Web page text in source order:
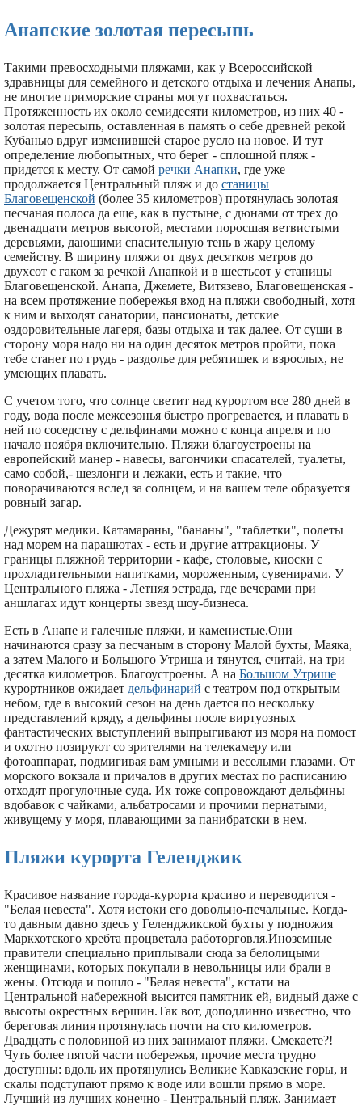
Анапские золотая пересыпь
Такими превосходными пляжами, как у Всероссийской
здравницы для семейного и детского отдыха и лечения Анапы,
не многие приморские страны могут похвастаться.
Протяженность их около семидесяти километров, из них 40 -
золотая пересыпь, оставленная в память о себе древней рекой
Кубанью вдруг изменившей старое русло на новое. И тут
определение любопытных, что берег - сплошной пляж -
придется к месту. От самой речки Анапки, где уже
продолжается Центральный пляж и до станицы
Благовещенской (более 35 километров) протянулась золотая
песчаная полоса да еще, как в пустыне, с дюнами от трех до
двенадцати метров высотой, местами поросшая ветвистыми
деревьями, дающими спасительную тень в жару целому
семейству. В ширину пляжи от двух десятков метров до
двухсот с гаком за речкой Анапкой и в шестьсот у станицы
Благовещенской. Анапа, Джемете, Витязево, Благовещенская -
на всем протяжение побережья вход на пляжи свободный, хотя
к ним и выходят санатории, пансионаты, детские
оздоровительные лагеря, базы отдыха и так далее. От суши в
сторону моря надо ни на один десяток метров пройти, пока
тебе станет по грудь - раздолье для ребятишек и взрослых, не
умеющих плавать.
С учетом того, что солнце светит над курортом все 280 дней в
году, вода после межсезонья быстро прогревается, и плавать в
ней по соседству с дельфинами можно с конца апреля и по
начало ноября включительно. Пляжи благоустроены на
европейский манер - навесы, вагончики спасателей, туалеты,
само собой,- шезлонги и лежаки, есть и такие, что
поворачиваются вслед за солнцем, и на вашем теле образуется
ровный загар.
Дежурят медики. Катамараны, "бананы", "таблетки", полеты
над морем на парашютах - есть и другие аттракционы. У
границы пляжной территории - кафе, столовые, киоски с
прохладительными напитками, мороженным, сувенирами. У
Центрального пляжа - Летняя эстрада, где вечерами при
аншлагах идут концерты звезд шоу-бизнеса.
Есть в Анапе и галечные пляжи, и каменистые.Они
начинаются сразу за песчаным в сторону Малой бухты, Маяка,
а затем Малого и Большого Утриша и тянутся, считай, на три
десятка километров. Благоустроены. А на Большом Утрише
курортников ожидает дельфинарий с театром под открытым
небом, где в высокий сезон на день дается по нескольку
представлений кряду, а дельфины после виртуозных
фантастических выступлений выпрыгивают из моря на помост
и охотно позируют со зрителями на телекамеру или
фотоаппарат, подмигивая вам умными и веселыми глазами. От
морского вокзала и причалов в других местах по расписанию
отходят прогулочные суда. Их тоже сопровождают дельфины
вдобавок с чайками, альбатросами и прочими пернатыми,
живущему у моря, плавающими за панибратски в нем.
Пляжи курорта Геленджик
Красивое название города-курорта красиво и переводится -
"Белая невеста". Хотя истоки его довольно-печальные. Когда-
то давным давно здесь у Геленджикской бухты у подножия
Маркхотского хребта процветала работорговля.Иноземные
правители специально приплывали сюда за белолицыми
женщинами, которых покупали в невольницы или брали в
жены. Отсюда и пошло - "Белая невеста", кстати на
Центральной набережной высится памятник ей, видный даже с
высоты окрестных вершин.Так вот, доподлинно известно, что
береговая линия протянулась почти на сто километров.
Двадцать с половиной из них занимают пляжи. Смекаете?!
Чуть более пятой части побережья, прочие места трудно
доступны: вдоль их протянулись Великие Кавказские горы, и
скалы подступают прямо к воде или вошли прямо в море.
Лучший из лучших конечно - Центральный пляж. Занимает